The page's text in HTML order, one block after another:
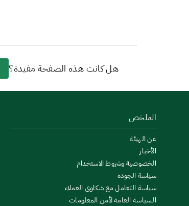
هل كانت هذه الصفحة مفيدة؟
الملخص
عن الهيئة
الأخبار
الخصوصية وشروط الاستخدام
سياسة الجودة
سياسة التعامل مع شكاوى العملاء
السياسة العامة لأمن المعلومات